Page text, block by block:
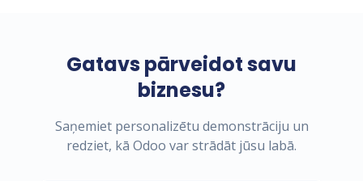
Gatavs pārveidot savu
biznesu?
Saņemiet personalizētu demonstrāciju un
redziet, kā Odoo var strādāt jūsu labā.